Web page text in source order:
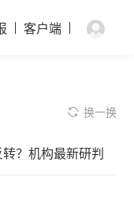
客户端
换一换
？机构最新研判